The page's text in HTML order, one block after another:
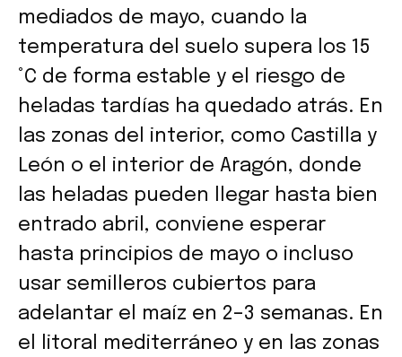
mediados de mayo, cuando la
temperatura del suelo supera los 15
°C de forma estable y el riesgo de
heladas tardías ha quedado atrás. En
las zonas del interior, como Castilla y
León o el interior de Aragón, donde
las heladas pueden llegar hasta bien
entrado abril, conviene esperar
hasta principios de mayo o incluso
usar semilleros cubiertos para
adelantar el maíz en 2–3 semanas. En
el litoral mediterráneo y en las zonas